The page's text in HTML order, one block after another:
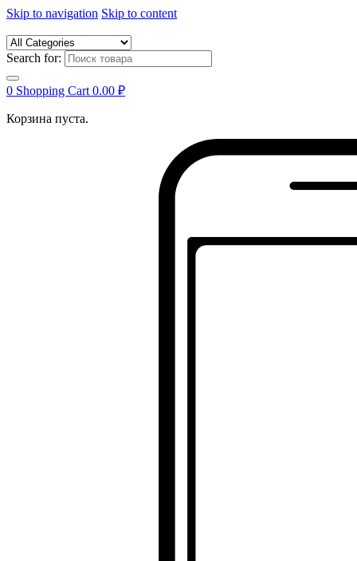
Skip to navigation Skip to content
Search for:
0 Shopping Cart 0.00 ₽
Корзина пуста.